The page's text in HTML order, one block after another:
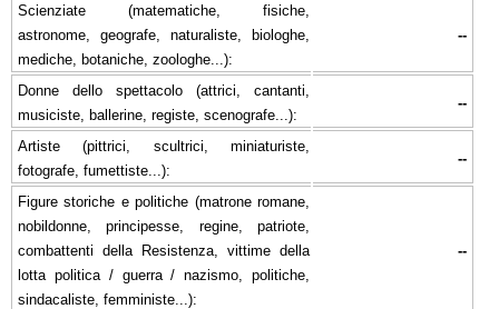
Scienziate (matematiche, fisiche,
astronome, geografe, naturaliste, biologhe,
mediche, botaniche, zoologhe...):
--
Donne dello spettacolo (attrici, cantanti,
musiciste, ballerine, registe, scenografe...):
--
Artiste (pittrici, scultrici, miniaturiste,
fotografe, fumettiste...):
--
Figure storiche e politiche (matrone romane,
nobildonne, principesse, regine, patriote,
combattenti della Resistenza, vittime della
lotta politica / guerra / nazismo, politiche,
sindacaliste, femministe...):
--